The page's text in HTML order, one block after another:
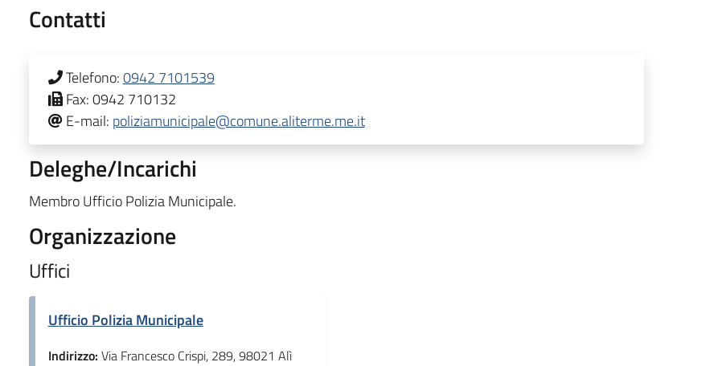
Contatti
Telefono:0942 7101539
Fax:0942 710132
E-mail: poliziamunicipale@comune.aliterme.me.it
Deleghe/Incarichi
Membro Ufficio Polizia Municipale.
Organizzazione
Uffici
Ufficio Polizia Municipale
Indirizzo: Via Francesco Crispi, 289, 98021 Alì